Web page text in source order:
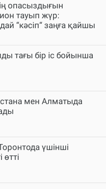
опасыздығын
тауып жүр:
“кәсіп“ заңға қайшы
тағы бір іс бойынша
мен Алматыда
үшінші